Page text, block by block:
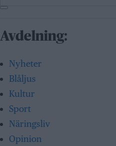
Avdelning:
Nyheter
Blåljus
Kultur
Sport
Näringsliv
Opinion